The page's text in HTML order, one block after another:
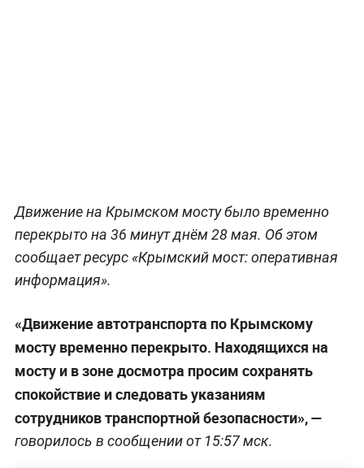
Движение на Крымском мосту было временно
перекрыто на 36 минут днём 28 мая. Об этом
сообщает ресурс «Крымский мост: оперативная
информация».
«Движение автотранспорта по Крымскому
мосту временно перекрыто. Находящихся на
мосту и в зоне досмотра просим сохранять
спокойствие и следовать указаниям
сотрудников транспортной безопасности», —
говорилось в сообщении от 15:57 мск.